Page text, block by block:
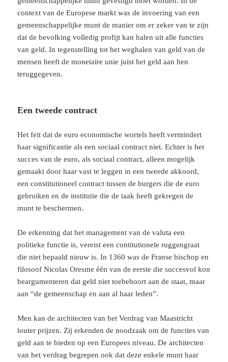
context van de Europese markt was de invoering van een
gemeenschappelijke munt de manier om er zeker van te zijn
dat de bevolking volledig profijt kan halen uit alle functies
van geld. In tegenstelling tot het weghalen van geld van de
mensen heeft de monetaire unie juist het geld aan hen
teruggegeven.
Een tweede contract
Het feit dat de euro economische wortels heeft vermindert
haar significantie als een sociaal contract niet. Echter is het
succes van de euro, als sociaal contract, alleen mogelijk
gemaakt door haar vast te leggen in een tweede akkoord,
een constitutioneel contract tussen de burgers die de euro
gebruiken en de institutie die de taak heeft gekregen de
munt te beschermen.
De erkenning dat het management van de valuta een
politieke functie is, vereist een contitutionele ruggengraat
die niet bepaald nieuw is. In 1360 was de Franse bischop en
filosoof Nicolas Oresme één van de eerste die succesvol kon
beargumenteren dat geld niet toebehoort aan de staat, maar
aan “de gemeenschap en aan al haar leden”.
Men kan de architecten van het Verdrag van Maastricht
louter prijzen. Zij erkenden de noodzaak om de functies van
geld aan te bieden op een Europees niveau. De architecten
van het verdrag begrepen ook dat deze enkele munt haar